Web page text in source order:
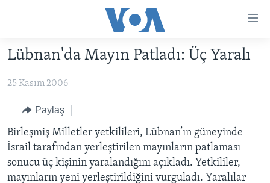
geç
navigasyona
geç
TÜRKİYE
AMERİKA
ORTADOĞU
AVRUPA
ULUSLARARASI
PROGRAMLAR
AMERİKA'DA YAŞAM
UKRAYNA KRİZİ
YAPAY ZEKA
YORUMLAR
AMERIKA'YA ÖZEL
Lübnan'da Mayın Patladı: Üç Yaralı
25 Kasım 2006
Paylaş
Birleşmiş Milletler yetkilileri, Lübnan’ın güneyinde
İsrail tarafından yerleştirilen mayınların patlaması
sonucu üç kişinin yaralandığını açıkladı. Yetkililer,
mayınların yeni yerleştirildiğini vurguladı. Yaralılar